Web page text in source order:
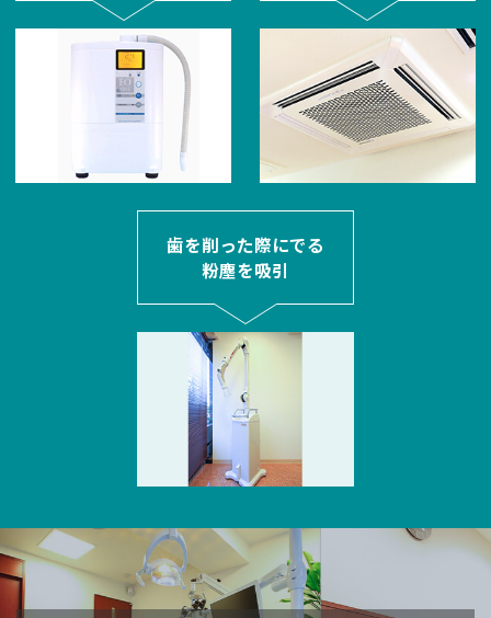
歯を削った際にでる
粉塵を吸引